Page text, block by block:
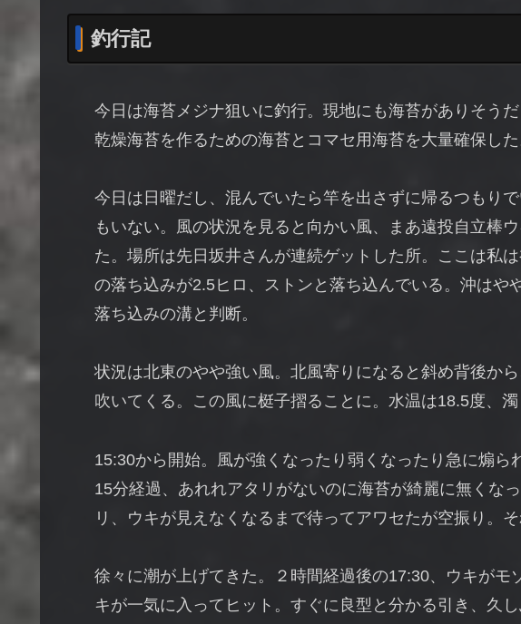
釣行記
今日は海苔メジナ狙いに釣行。現地にも海苔がありそう
乾燥海苔を作るための海苔とコマセ用海苔を大量確保した
今日は日曜だし、混んでいたら竿を出さずに帰るつもり
もいない。風の状況を見ると向かい風、まあ遠投自立棒
た。場所は先日坂井さんが連続ゲットした所。ここは私
の落ち込みが2.5ヒロ、ストンと落ち込んでいる。沖はや
落ち込みの溝と判断。
状況は北東のやや強い風。北風寄りになると斜め背後か
吹いてくる。この風に梃子摺ることに。水温は18.5度、濁
15:30から開始。風が強くなったり弱くなったり急に煽ら
15分経過、あれれアタリがないのに海苔が綺麗に無くな
リ、ウキが見えなくなるまで待ってアワセたが空振り。
徐々に潮が上げてきた。２時間経過後の17:30、ウキがモ
キが一気に入ってヒット。すぐに良型と分かる引き、久